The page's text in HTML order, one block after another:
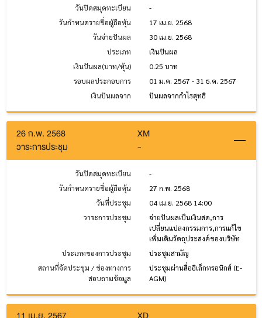
วันปิดสมุดทะเบียน
-
วันกำหนดรายชื่อผู้ถือหุ้น
17 เม.ย. 2568
วันจ่ายปันผล
30 เม.ย. 2568
ประเภท
เงินปันผล
เงินปันผล(บาท/หุ้น)
0.25 บาท
รอบผลประกอบการ
01 ม.ค. 2567 - 31 ธ.ค. 2567
เงินปันผลจาก
ปันผลจากกำไรสุทธิ
26 ก.พ. 2568
XM
วาระการประชุม
-
วันปิดสมุดทะเบียน
-
วันกำหนดรายชื่อผู้ถือหุ้น
27 ก.พ. 2568
วันที่ประชุม
04 เม.ย. 2568 14:00
วาระการประชุม
จ่ายปันผลเป็นเงินสด,การ
เปลี่ยนแปลงกรรมการ,การแก้ไข
เพิ่มเติมวัตถุประสงค์ของบริษัท
ประเภทของการประชุม
ประชุมสามัญ
สถานที่จัดประชุม / ช่องทางการ
สอบถามข้อมูล
ประชุมผ่านสื่ออิเล็กทรอนิกส์ (E-
AGM)